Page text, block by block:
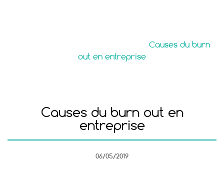
Causes du burn
out en entreprise
Causes du burn out en
entreprise
06/05/2019